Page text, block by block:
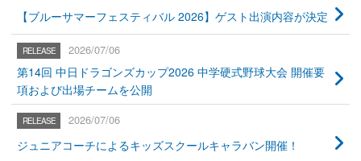
【ブルーサマーフェスティバル 2026】ゲスト出演内容が決定
2026/07/06
第14回 中日ドラゴンズカップ2026 中学硬式野球大会 開催要
項および出場チームを公開
2026/07/06
ジュニアコーチによるキッズスクールキャラバン開催！